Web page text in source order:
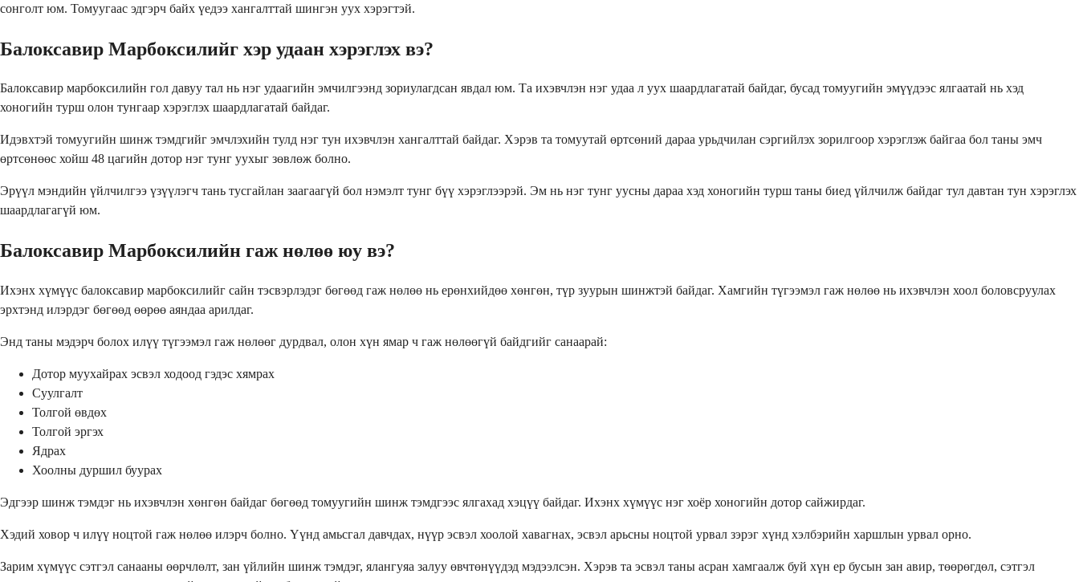
сонголт юм. Томуугаас эдгэрч байх үедээ хангалттай шингэн уух хэрэгтэй.
Балоксавир Марбоксилийг хэр удаан хэрэглэх вэ?
Балоксавир марбоксилийн гол давуу тал нь нэг удаагийн эмчилгээнд зориулагдсан явдал юм. Та ихэвчлэн нэг удаа л уух шаардлагатай байдаг, бусад томуугийн эмүүдээс ялгаатай нь хэд
хоногийн турш олон тунгаар хэрэглэх шаардлагатай байдаг.
Идэвхтэй томуугийн шинж тэмдгийг эмчлэхийн тулд нэг тун ихэвчлэн хангалттай байдаг. Хэрэв та томуутай өртсөний дараа урьдчилан сэргийлэх зорилгоор хэрэглэж байгаа бол таны эмч
өртсөнөөс хойш 48 цагийн дотор нэг тунг уухыг зөвлөж болно.
Эрүүл мэндийн үйлчилгээ үзүүлэгч тань тусгайлан заагаагүй бол нэмэлт тунг бүү хэрэглээрэй. Эм нь нэг тунг уусны дараа хэд хоногийн турш таны биед үйлчилж байдаг тул давтан тун хэрэглэх
шаардлагагүй юм.
Балоксавир Марбоксилийн гаж нөлөө юу вэ?
Ихэнх хүмүүс балоксавир марбоксилийг сайн тэсвэрлэдэг бөгөөд гаж нөлөө нь ерөнхийдөө хөнгөн, түр зуурын шинжтэй байдаг. Хамгийн түгээмэл гаж нөлөө нь ихэвчлэн хоол боловсруулах
эрхтэнд илэрдэг бөгөөд өөрөө аяндаа арилдаг.
Энд таны мэдэрч болох илүү түгээмэл гаж нөлөөг дурдвал, олон хүн ямар ч гаж нөлөөгүй байдгийг санаарай:
Дотор муухайрах эсвэл ходоод гэдэс хямрах
Суулгалт
Толгой өвдөх
Толгой эргэх
Ядрах
Хоолны дуршил буурах
Эдгээр шинж тэмдэг нь ихэвчлэн хөнгөн байдаг бөгөөд томуугийн шинж тэмдгээс ялгахад хэцүү байдаг. Ихэнх хүмүүс нэг хоёр хоногийн дотор сайжирдаг.
Хэдий ховор ч илүү ноцтой гаж нөлөө илэрч болно. Үүнд амьсгал давчдах, нүүр эсвэл хоолой хавагнах, эсвэл арьсны ноцтой урвал зэрэг хүнд хэлбэрийн харшлын урвал орно.
Зарим хүмүүс сэтгэл санааны өөрчлөлт, зан үйлийн шинж тэмдэг, ялангуяа залуу өвчтөнүүдэд мэдээлсэн. Хэрэв та эсвэл таны асран хамгаалж буй хүн ер бусын зан авир, төөрөгдөл, сэтгэл